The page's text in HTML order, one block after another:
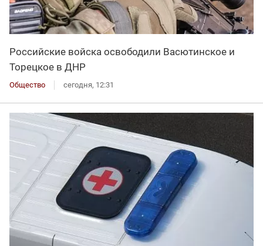
Российские войска освободили Васютинское и
Торецкое в ДНР
Общество сегодня, 12:31